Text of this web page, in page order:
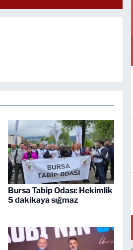
Bursa Tabip Odası: Hekimlik
5 dakikaya sığmaz